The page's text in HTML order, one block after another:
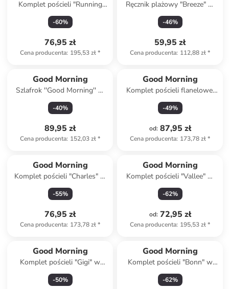
Komplet pościeli "Running
horse" w kolorze zielono-
brązowym
-60%
76,95 zł
Cena producenta: 195,53 zł*
Ręcznik plażowy "Breeze" w
kolorze niebieskim
-46%
59,95 zł
Cena producenta: 112,88 zł*
Good Morning
Szlafrok ''Good Morning'' w
kolorze morskim
-40%
89,95 zł
Cena producenta: 152,03 zł*
Good Morning
Komplet pościeli flanelowej
"Aime" w kolorze beżowym ze
wzorem
-49%
od: 87,95 zł
Cena producenta: 173,78 zł*
Good Morning
Komplet pościeli "Charles" w
kolorze błękitno-szarym
-55%
76,95 zł
Cena producenta: 173,78 zł*
Good Morning
Komplet pościeli "Vallee" w
kolorze miętowym ze wzorem
-62%
od: 72,95 zł
Cena producenta: 195,53 zł*
Good Morning
Komplet pościeli "Gigi" w
kolorze zielonym
-50%
Good Morning
Komplet pościeli "Bonn" w
kolorze czarno-
jasnobrązowym
-62%